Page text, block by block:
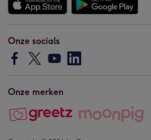
Onze socials
Onze merken